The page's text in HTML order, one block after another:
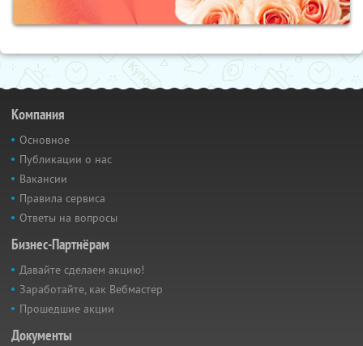
Компания
Основное
Публикации о нас
Вакансии
Правила сервиса
Ответы на вопросы
Бизнес-Партнёрам
Давайте сделаем акцию!
Заработайте, как Вебмастер
Прошедшие акции
Документы